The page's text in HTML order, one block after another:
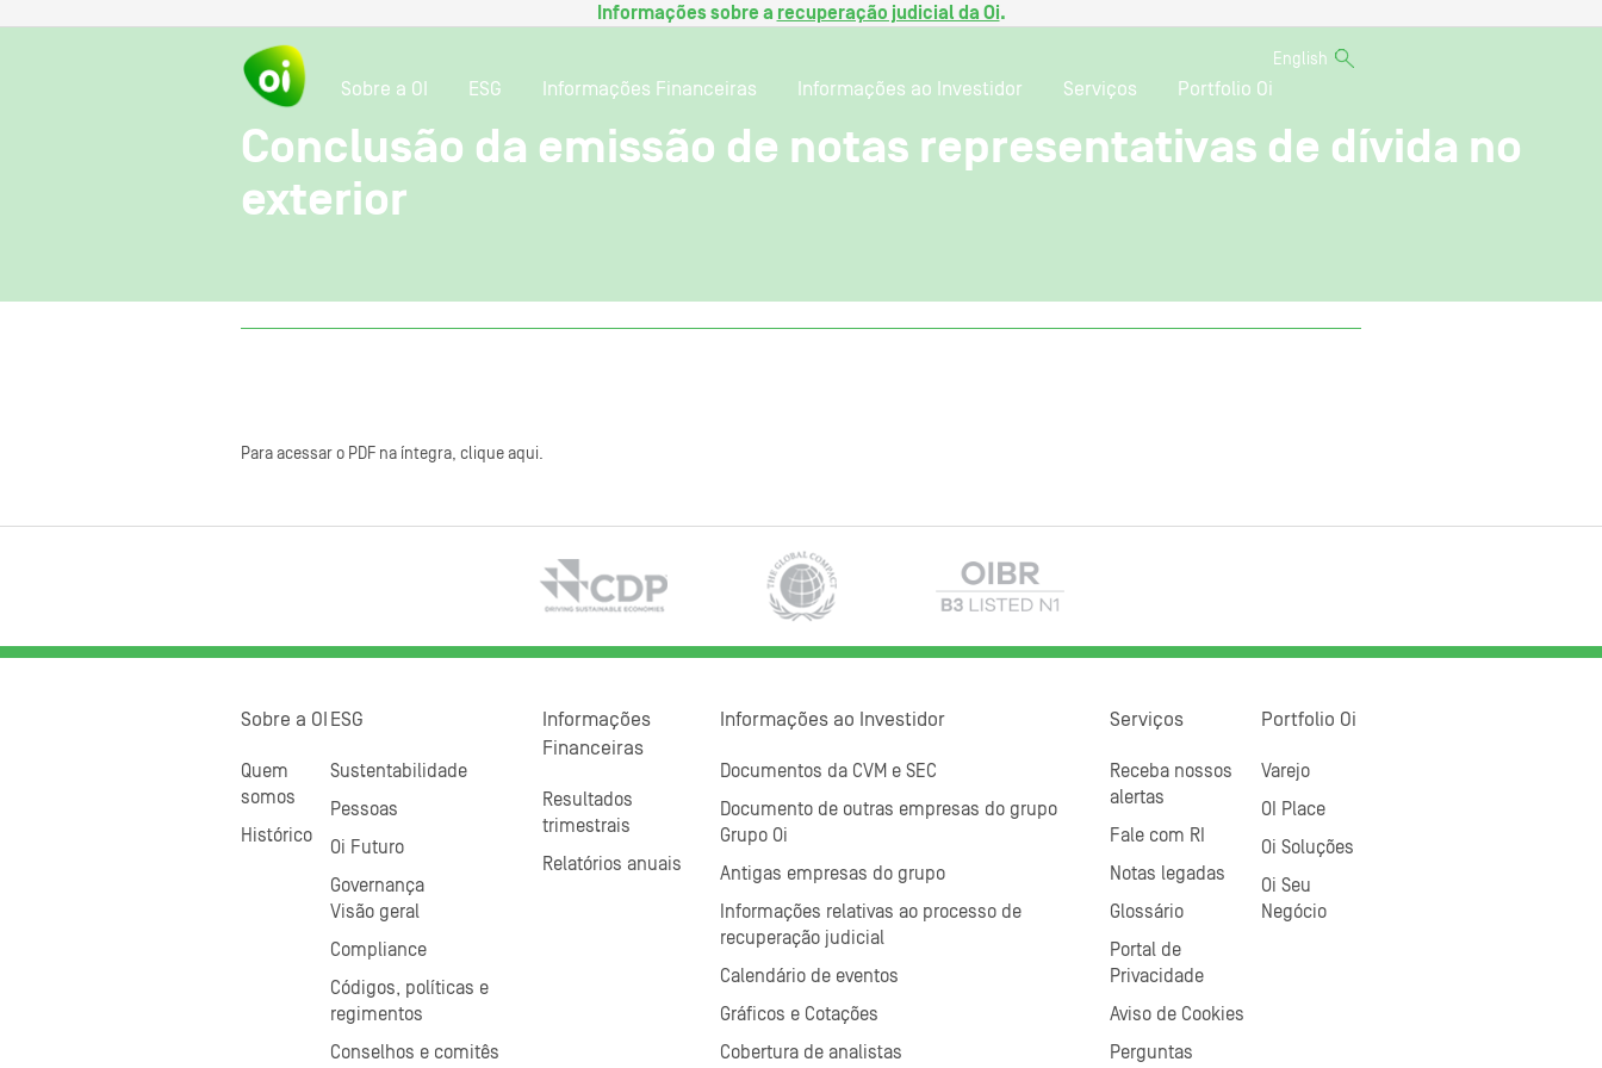
Informações sobre a recuperação judicial da Oi.
English
Sobre a OI ESG Informações Financeiras Informações ao Investidor Serviços Portfolio Oi
Conclusão da emissão de notas representativas de dívida no
exterior
Para acessar o PDF na íntegra, clique aqui.
Sobre a OI
Quem
somos
Histórico
ESG
Sustentabilidade
Pessoas
Oi Futuro
Governança
Visão geral
Compliance
Códigos, políticas e
regimentos
Conselhos e comitês
Informações
Financeiras
Resultados
trimestrais
Relatórios anuais
Informações ao Investidor
Documentos da CVM e SEC
Documento de outras empresas do grupo
Grupo Oi
Antigas empresas do grupo
Informações relativas ao processo de
recuperação judicial
Calendário de eventos
Gráficos e Cotações
Cobertura de analistas
Serviços
Receba nossos
alertas
Fale com RI
Notas legadas
Glossário
Portal de
Privacidade
Aviso de Cookies
Perguntas
Portfolio Oi
Varejo
OI Place
Oi Soluções
Oi Seu
Negócio